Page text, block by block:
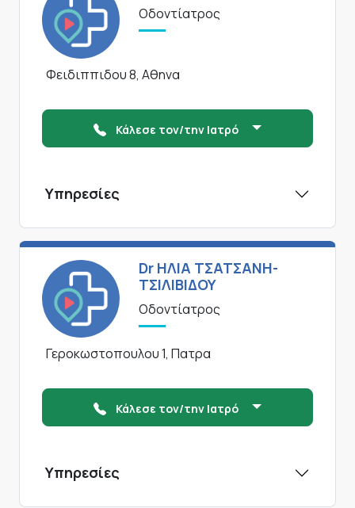
Οδοντίατρος
Φειδιππιδου 8, Αθηνα
Κάλεσε τον/την Ιατρό
Υπηρεσίες
Dr ΗΛΙΑ ΤΣΑΤΣΑΝΗ-
ΤΣΙΛΙΒΙΔΟΥ
Οδοντίατρος
Γεροκωστοπουλου 1, Πατρα
Κάλεσε τον/την Ιατρό
Υπηρεσίες